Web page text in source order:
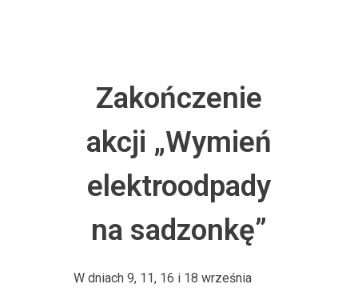
Zakończenie
akcji „Wymień
elektroodpady
na sadzonkę”
W dniach 9, 11, 16 i 18 września